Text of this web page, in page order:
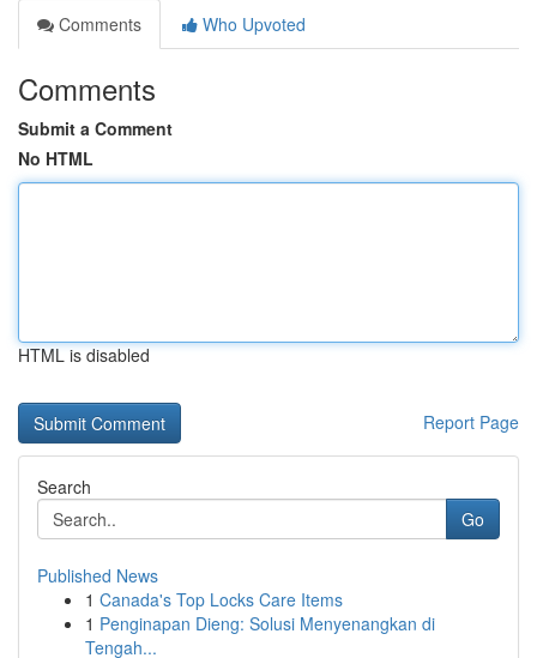
Comments
Who Upvoted
Comments
Submit a Comment
No HTML
HTML is disabled
Report Page
Search
Go
Published News
1 Canada's Top Locks Care Items
1 Penginapan Dieng: Solusi Menyenangkan di
Tengah...